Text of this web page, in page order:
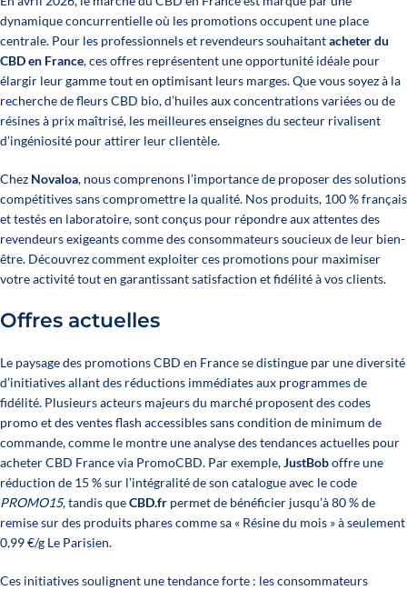
dynamique concurrentielle où les promotions occupent une place
centrale. Pour les professionnels et revendeurs souhaitantacheter du
CBD en France, ces offres représentent une opportunité idéale pour
élargir leur gamme tout en optimisant leurs marges. Que vous soyez à la
recherche de fleurs CBD bio, d’huiles aux concentrations variées ou de
résines à prix maîtrisé, les meilleures enseignes du secteur rivalisent
d’ingéniosité pour attirer leur clientèle.
Chez Novaloa, nous comprenons l’importance de proposer des solutions
compétitives sans compromettre la qualité. Nos produits, 100 % français
et testés en laboratoire, sont conçus pour répondre aux attentes des
revendeurs exigeants comme des consommateurs soucieux de leur bien-
être. Découvrez comment exploiter ces promotions pour maximiser
votre activité tout en garantissant satisfaction et fidélité à vos clients.
Offres actuelles
Le paysage des promotions CBD en France se distingue par une diversité
d’initiatives allant des réductions immédiates aux programmes de
fidélité. Plusieurs acteurs majeurs du marché proposent des codes
promo et des ventes flash accessibles sans condition de minimum de
commande, comme le montre une analyse des tendances actuelles pour
acheter CBD Francevia PromoCBD. Par exemple,JustBoboffre une
réduction de 15 % sur l’intégralité de son catalogue avec le code
PROMO15, tandis queCBD.fr permet de bénéficier jusqu’à 80 % de
remise sur des produits phares comme sa « Résine du mois » à seulement
0,99 €/g Le Parisien.
Ces initiatives soulignent une tendance forte : les consommateurs